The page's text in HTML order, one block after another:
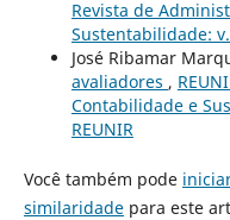
Revista de
Sustentabilidade:
José Ribamar
avaliadores ,
Contabilidade e
REUNIR
Você também pode
similaridadepara este